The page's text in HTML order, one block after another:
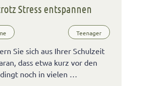
Stress entspannen
Teenager
Sie sich aus Ihrer Schulzeit
dass etwa kurz vor den
noch in vielen …